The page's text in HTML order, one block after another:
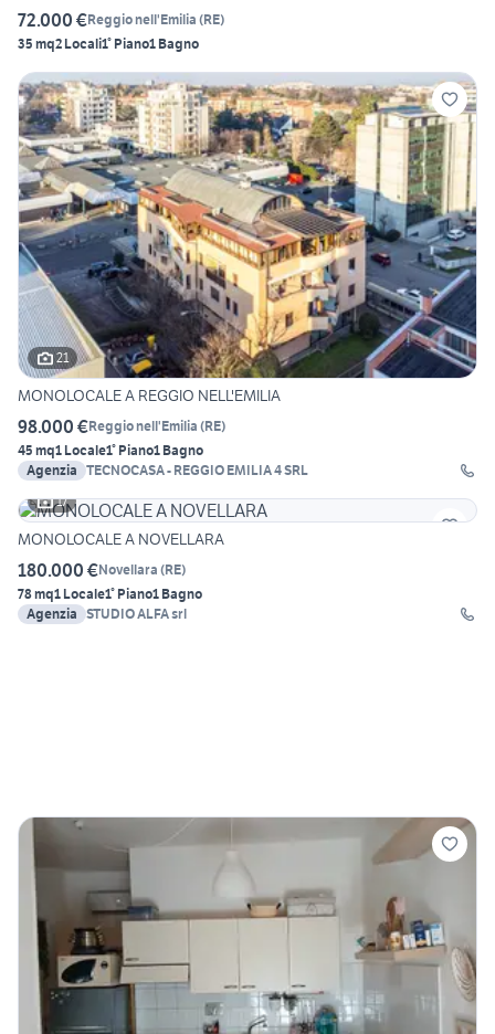
72.000 €Reggio nell'Emilia (RE)
35 mq2 Locali1° Piano1 Bagno
21
MONOLOCALE A REGGIO NELL'EMILIA
98.000 €Reggio nell'Emilia (RE)
45 mq1 Locale1° Piano1 Bagno
Agenzia TECNOCASA - REGGIO EMILIA 4 SRL
17
MONOLOCALE A NOVELLARA
180.000 €Novellara (RE)
78 mq1 Locale1° Piano1 Bagno
Agenzia STUDIO ALFA srl